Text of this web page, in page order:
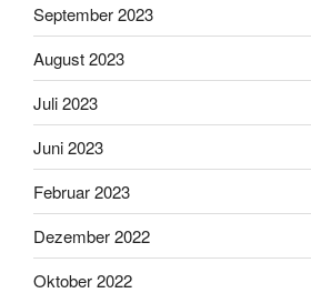
September 2023
August 2023
Juli 2023
Juni 2023
Februar 2023
Dezember 2022
Oktober 2022